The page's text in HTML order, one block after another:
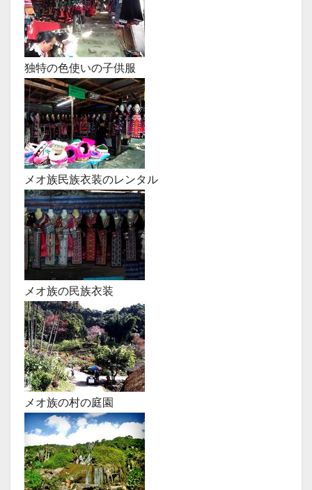
独特の色使いの子供服
メオ族民族衣装のレンタル
メオ族の民族衣装
メオ族の村の庭園